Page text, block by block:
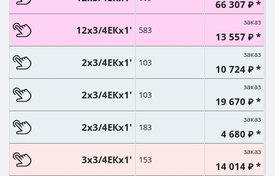
66 307 ₽ *
12х3/4ЕКx1' 583
заказ
13 557 ₽ *
2х3/4ЕКx1' 103
заказ
10 724 ₽ *
2х3/4ЕКx1' 103
заказ
19 670 ₽ *
2х3/4ЕКx1' 183
заказ
4 680 ₽ *
3х3/4ЕКx1' 153
заказ
14 014 ₽ *